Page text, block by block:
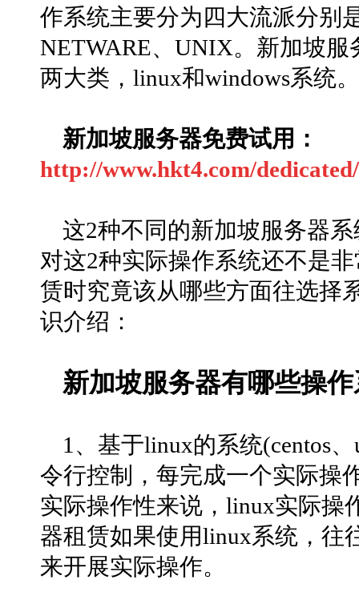
作系统主要分为四大流派分别
NETWARE、UNIX。新加坡
两大类，linux和windows系统。
新加坡服务器免费试用：
http://www.hkt4.com/
这2种不同的新加坡服务器
对这2种实际操作系统还不是
赁时究竟该从哪些方面往选择
识介绍：
新加坡服务器有哪些操
1、基于linux的系统(centos
令行控制，每完成一个实际操
实际操作性来说，linux实际操
器租赁如果使用linux系统，往
来开展实际操作。